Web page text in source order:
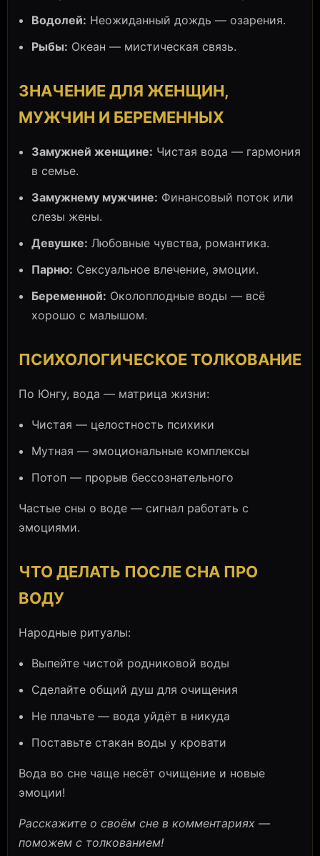
Водолей: Неожиданный дождь — озарения.
Рыбы: Океан — мистическая связь.
ЗНАЧЕНИЕ ДЛЯ ЖЕНЩИН,
МУЖЧИН И БЕРЕМЕННЫХ
Замужней женщине: Чистая вода — гармония
в семье.
Замужнему мужчине: Финансовый поток или
слезы жены.
Девушке: Любовные чувства, романтика.
Парню: Сексуальное влечение, эмоции.
Беременной: Околоплодные воды — всё
хорошо с малышом.
ПСИХОЛОГИЧЕСКОЕ ТОЛКОВАНИЕ
По Юнгу, вода — матрица жизни:
Чистая — целостность психики
Мутная — эмоциональные комплексы
Потоп — прорыв бессознательного
Частые сны о воде — сигнал работать с
эмоциями.
ЧТО ДЕЛАТЬ ПОСЛЕ СНА ПРО
ВОДУ
Народные ритуалы:
Выпейте чистой родниковой воды
Сделайте общий душ для очищения
Не плачьте — вода уйдёт в никуда
Поставьте стакан воды у кровати
Вода во сне чаще несёт очищение и новые
эмоции!
Расскажите о своём сне в комментариях —
поможем с толкованием!